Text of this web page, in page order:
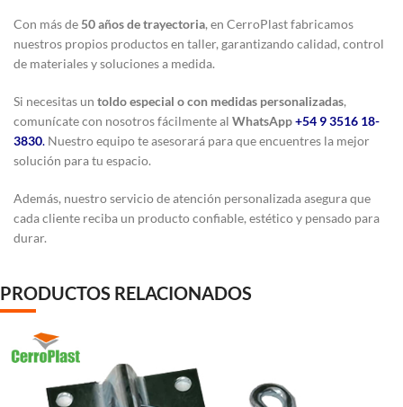
Con más de 50 años de trayectoria, en CerroPlast fabricamos
nuestros propios productos en taller, garantizando calidad, control
de materiales y soluciones a medida.
Si necesitas un toldo especial o con medidas personalizadas,
comunícate con nosotros fácilmente al WhatsApp+54 9 3516 18-
3830. Nuestro equipo te asesorará para que encuentres la mejor
solución para tu espacio.
Además, nuestro servicio de atención personalizada asegura que
cada cliente reciba un producto confiable, estético y pensado para
durar.
PRODUCTOS RELACIONADOS